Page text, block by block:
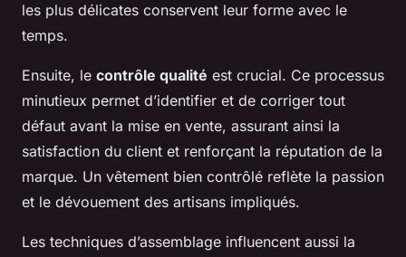
les plus délicates conservent leur forme avec le
temps.
Ensuite, le contrôle qualité est crucial. Ce processus
minutieux permet d’identifier et de corriger tout
défaut avant la mise en vente, assurant ainsi la
satisfaction du client et renforçant la réputation de la
marque. Un vêtement bien contrôlé reflète la passion
et le dévouement des artisans impliqués.
Les techniques d’assemblage influencent aussi la